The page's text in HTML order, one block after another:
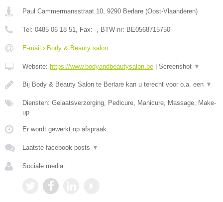
Paul Cammermansstraat 10, 9290 Berlare (Oost-Vlaanderen)
Tel: 0485 06 18 51, Fax: -, BTW-nr: BE0568715750
E-mail › Body & Beauty salon
Website: https://www.bodyandbeautysalon.be Screenshot ▼
Bij Body & Beauty Salon te Berlare kan u terecht voor o.a. een ▼
Diensten: Gelaatsverzorging, Pedicure, Manicure, Massage, Make-
up
Er wordt gewerkt op afspraak.
Laatste facebook posts ▼
Sociale media: